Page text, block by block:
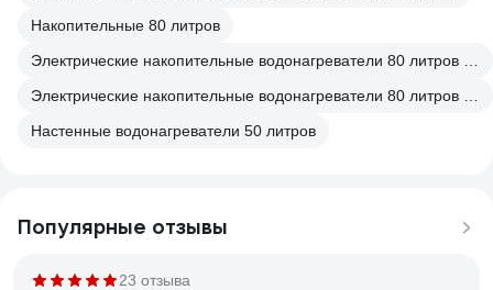
Накопительные 80 литров
Настенные водонагреватели 50 литров
Популярные отзывы
23 отзыва